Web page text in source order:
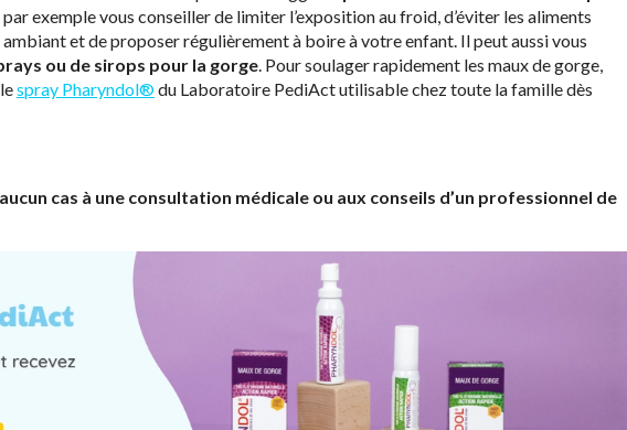
exemple vous conseiller de limiter l’exposition au froid, d’éviter les aliments
ambiant et de proposer régulièrement à boire à votre enfant. Il peut aussi vous
ou de sirops pour la gorge. Pour soulager rapidement les maux de gorge,
spray Pharyndol®du Laboratoire PediAct utilisable chez toute la famille dès
cas à une consultation médicale ou aux conseils d’un professionnel de